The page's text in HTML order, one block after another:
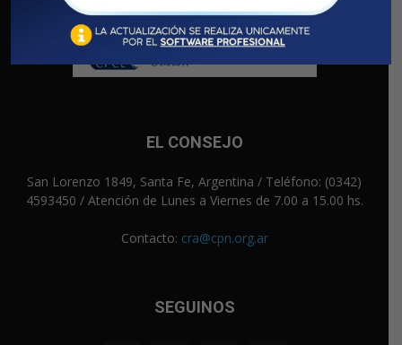
EL CONSEJO
San Lorenzo 1849, Santa Fe, Argentina / Teléfono: (0342)
4593450 / Atención de Lunes a Viernes de 7.00 a 15.00 hs.
Contacto: cra@cpn.org.ar
SEGUINOS